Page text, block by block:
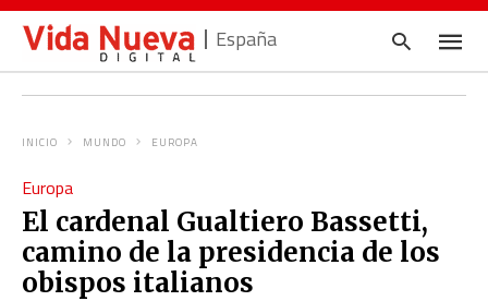
España
pulsa
en
INICIO MUNDO EUROPA
Europa
El cardenal Gualtiero Bassetti,
camino de la presidencia de los
obispos italianos